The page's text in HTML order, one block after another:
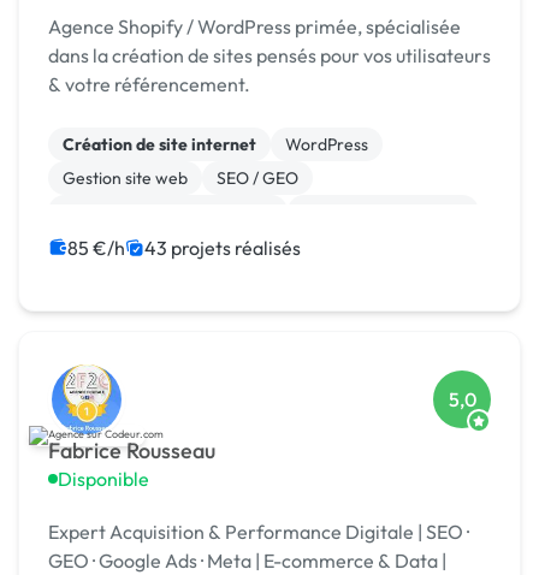
Agence Shopify / WordPress primée, spécialisée
dans la création de sites pensés pour vos utilisateurs
& votre référencement.
Création de site internet
WordPress
Gestion site web
SEO / GEO
Référencement, liens
Site E-commerce
85 €/h 43 projets réalisés
Fabrice Rousseau
Disponible
5,0
Expert Acquisition & Performance Digitale | SEO ·
GEO · Google Ads · Meta | E-commerce & Data |